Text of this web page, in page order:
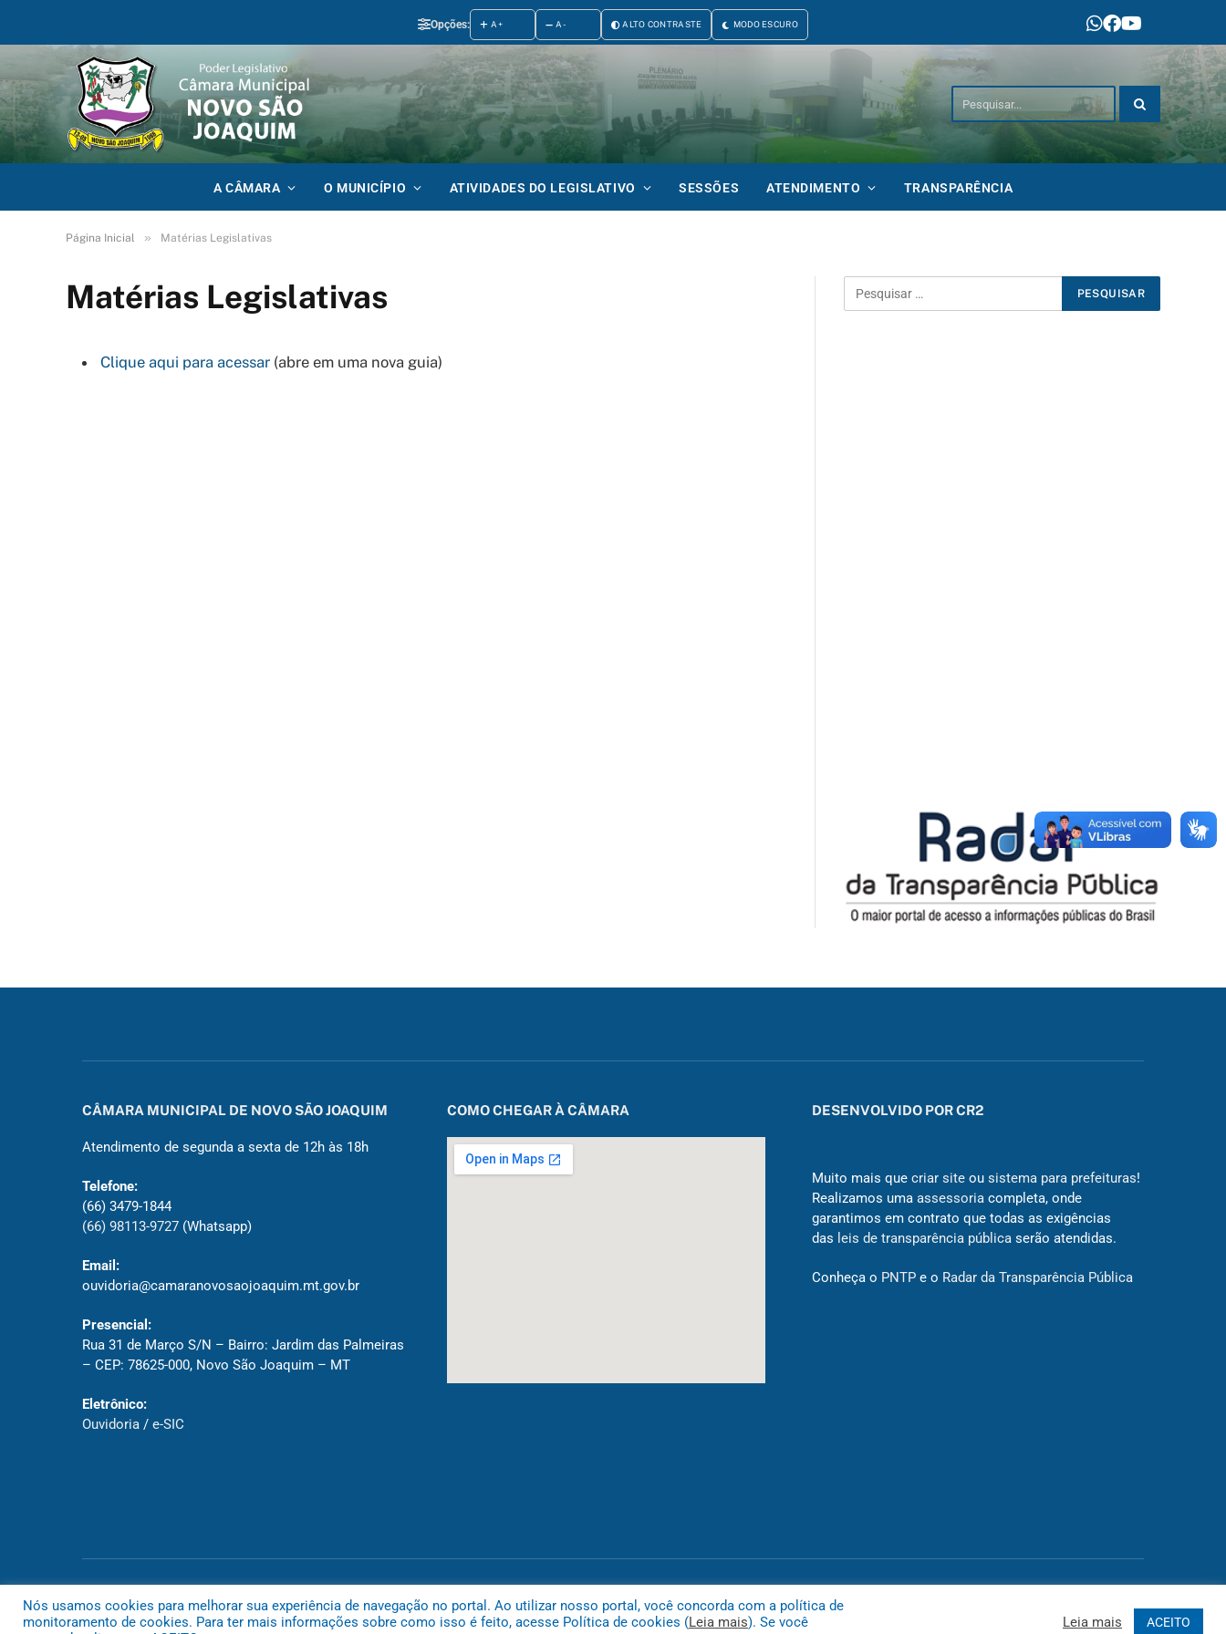
Opções: A+ A- ALTO CONTRASTE MODO ESCURO
A CÂMARA O MUNICÍPIO ATIVIDADES DO LEGISLATIVO SESSÕES ATENDIMENTO TRANSPARÊNCIA
Página Inicial » Matérias Legislativas
Matérias Legislativas
Clique aqui para acessar (abre em uma nova guia)
CÂMARA MUNICIPAL DE NOVO SÃO JOAQUIM
Atendimento de segunda a sexta de 12h às 18h
Telefone:
(66) 3479-1844
(66) 98113-9727 (Whatsapp)
Email:
ouvidoria@camaranovosaojoaquim.mt.gov.br
Presencial:
Rua 31 de Março S/N – Bairro: Jardim das Palmeiras
– CEP: 78625-000, Novo São Joaquim – MT
Eletrônico:
Ouvidoria / e-SIC
COMO CHEGAR À CÂMARA DESENVOLVIDO POR CR2
Muito mais que criar siteou sistema para prefeituras!
Realizamos uma assessoria completa, onde
garantimos em contrato que todas as exigências
das leis de transparência pública serão atendidas.
Conheça o PNTPe o Radar da Transparência Pública
Nós usamos cookies para melhorar sua experiência de navegação no portal. Ao utilizar nosso portal, você concorda com a política de
monitoramento de cookies. Para ter mais informações sobre como isso é feito, acesse Política de cookies (Leia mais). Se você
Leia mais ACEITO